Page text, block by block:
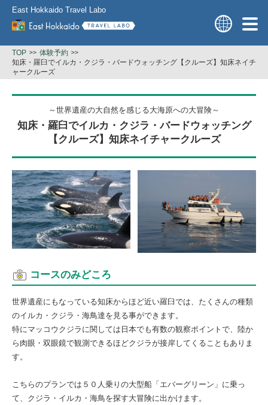
East Hokkaido Travel Labo
TOP
体験予約
知床・羅臼でイルカ・クジラ・バードウォッチング【クルーズ】知床ネイチ
ャークルーズ
～世界遺産の大自然を感じる大海原への大冒険～
知床・羅臼でイルカ・クジラ・バードウォッチング
【クルーズ】知床ネイチャークルーズ
コースのみどころ
世界遺産にもなっている知床からほど近い羅臼では、たくさんの種類
のイルカ・クジラ・海鳥達を見る事ができます。
特にマッコウクジラに関しては日本でも有数の観察ポイントで、陸か
ら肉眼・双眼鏡で観測できるほどクジラが接岸してくることもありま
す。
こちらのプランでは５０人乗りの大型船「エバーグリーン」に乗っ
て、クジラ・イルカ・海鳥を探す大冒険に出かけます。